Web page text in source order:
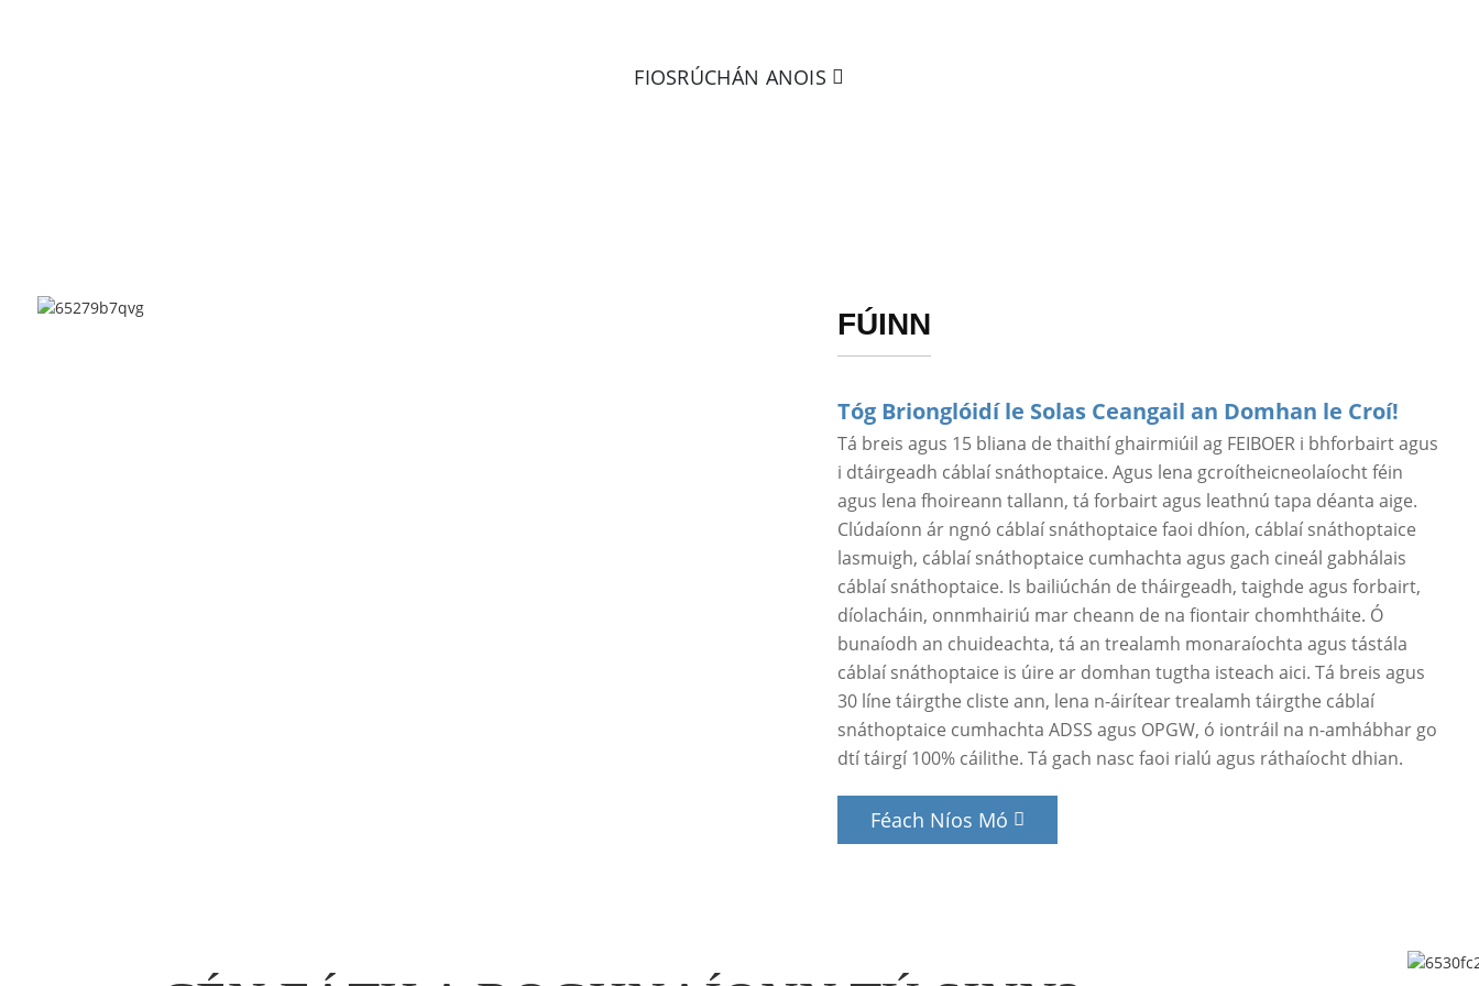
FIOSRÚCHÁN ANOIS
FÚINN
Tóg Brionglóidí le Solas Ceangail an Domhan le Croí!
Tá breis agus 15 bliana de thaithí ghairmiúil ag FEIBOER i bhforbairt agus
i dtáirgeadh cáblaí snáthoptaice. Agus lena gcroítheicneolaíocht féin
agus lena fhoireann tallann, tá forbairt agus leathnú tapa déanta aige.
Clúdaíonn ár ngnó cáblaí snáthoptaice faoi dhíon, cáblaí snáthoptaice
lasmuigh, cáblaí snáthoptaice cumhachta agus gach cineál gabhálais
cáblaí snáthoptaice. Is bailiúchán de tháirgeadh, taighde agus forbairt,
díolacháin, onnmhairiú mar cheann de na fiontair chomhtháite. Ó
bunaíodh an chuideachta, tá an trealamh monaraíochta agus tástála
cáblaí snáthoptaice is úire ar domhan tugtha isteach aici. Tá breis agus
30 líne táirgthe cliste ann, lena n-áirítear trealamh táirgthe cáblaí
snáthoptaice cumhachta ADSS agus OPGW, ó iontráil na n-amhábhar go
dtí táirgí 100% cáilithe. Tá gach nasc faoi rialú agus ráthaíocht dhian.
Féach Níos Mó